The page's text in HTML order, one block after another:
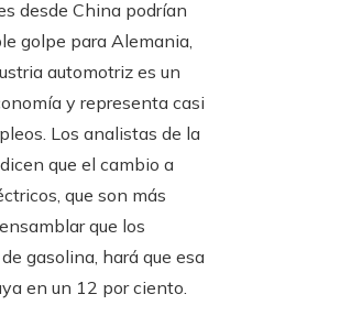
desde China podrían
golpe para Alemania,
automotriz es un
y representa casi
Los analistas de la
que el cambio a
que son más
que los
gasolina, hará que esa
en un 12 por ciento.